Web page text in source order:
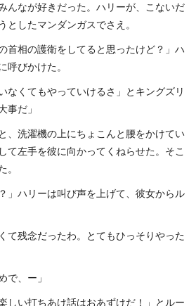
んなが好きだった。ハリーが、こないだ
としたマンダンガスでさえ。
首相の護衛をしてると思ったけど？」ハ
呼びかけた。
なくてもやっていけるさ」とキングズリ
事だ」
、洗濯機の上にちょこんと腰をかけてい
て左手を彼に向かってくねらせた。そこ
。
」ハリーは叫び声を上げて、彼女からル
て残念だったわ。とてもひっそりやった
で、ー」
しい打ちあけ話はおあずけだ！」とルー